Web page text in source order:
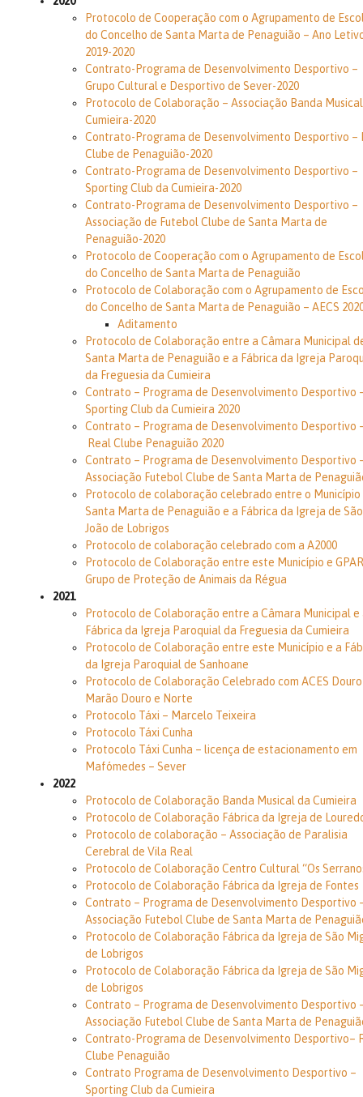
Protocolo de Cooperação com o Agrupamento de
do Concelho de Santa Marta de Penaguião – Ano
2019-2020
Contrato-Programa de Desenvolvimento Desportivo –
Grupo Cultural e Desportivo de Sever-2020
Protocolo de Colaboração – Associação Banda
Cumieira-2020
Contrato-Programa de Desenvolvimento Desportivo –
Clube de Penaguião-2020
Contrato-Programa de Desenvolvimento Desportivo –
Sporting Club da Cumieira-2020
Contrato-Programa de Desenvolvimento Desportivo –
Associação de Futebol Clube de Santa Marta de
Penaguião-2020
Protocolo de Cooperação com o Agrupamento de
do Concelho de Santa Marta de Penaguião
Protocolo de Colaboração com o Agrupamento de
do Concelho de Santa Marta de Penaguião – AECS
Aditamento
Protocolo de Colaboração entre a Câmara Municipal
Santa Marta de Penaguião e a Fábrica da Igreja
da Freguesia da Cumieira
Contrato – Programa de Desenvolvimento Desportivo
Sporting Club da Cumieira 2020
Contrato – Programa de Desenvolvimento Desportivo
Real Clube Penaguião 2020
Contrato – Programa de Desenvolvimento Desportivo
Associação Futebol Clube de Santa Marta de
Protocolo de colaboração celebrado entre o Município
Santa Marta de Penaguião e a Fábrica da Igreja de São
João de Lobrigos
Protocolo de colaboração celebrado com a A2000
Protocolo de Colaboração entre este Município e
Grupo de Proteção de Animais da Régua
2021
Protocolo de Colaboração entre a Câmara Municipal e
Fábrica da Igreja Paroquial da Freguesia da Cumieira
Protocolo de Colaboração entre este Município e a
da Igreja Paroquial de Sanhoane
Protocolo de Colaboração Celebrado com ACES Douro
Marão Douro e Norte
Protocolo Táxi – Marcelo Teixeira
Protocolo Táxi Cunha
Protocolo Táxi Cunha – licença de estacionamento em
Mafómedes – Sever
2022
Protocolo de Colaboração Banda Musical da Cumieira
Protocolo de Colaboração Fábrica da Igreja de
Protocolo de colaboração – Associação de Paralisia
Cerebral de Vila Real
Protocolo de Colaboração Centro Cultural “Os
Protocolo de Colaboração Fábrica da Igreja de Fontes
Contrato – Programa de Desenvolvimento Desportivo
Associação Futebol Clube de Santa Marta de
Protocolo de Colaboração Fábrica da Igreja de São
de Lobrigos
Protocolo de Colaboração Fábrica da Igreja de São
de Lobrigos
Contrato – Programa de Desenvolvimento Desportivo
Associação Futebol Clube de Santa Marta de
Contrato-Programa de Desenvolvimento Desportivo–
Clube Penaguião
Contrato Programa de Desenvolvimento Desportivo –
Sporting Club da Cumieira